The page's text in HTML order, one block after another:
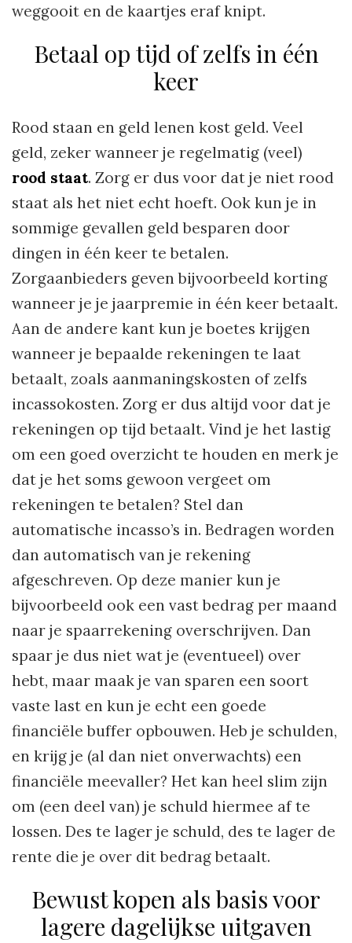
weggooit en de kaartjes eraf knipt.
Betaal op tijd of zelfs in één
keer
Rood staan en geld lenen kost geld. Veel
geld, zeker wanneer je regelmatig (veel)
rood staat. Zorg er dus voor dat je niet rood
staat als het niet echt hoeft. Ook kun je in
sommige gevallen geld besparen door
dingen in één keer te betalen.
Zorgaanbieders geven bijvoorbeeld korting
wanneer je je jaarpremie in één keer betaalt.
Aan de andere kant kun je boetes krijgen
wanneer je bepaalde rekeningen te laat
betaalt, zoals aanmaningskosten of zelfs
incassokosten. Zorg er dus altijd voor dat je
rekeningen op tijd betaalt. Vind je het lastig
om een goed overzicht te houden en merk je
dat je het soms gewoon vergeet om
rekeningen te betalen? Stel dan
automatische incasso’s in. Bedragen worden
dan automatisch van je rekening
afgeschreven. Op deze manier kun je
bijvoorbeeld ook een vast bedrag per maand
naar je spaarrekening overschrijven. Dan
spaar je dus niet wat je (eventueel) over
hebt, maar maak je van sparen een soort
vaste last en kun je echt een goede
financiële buffer opbouwen. Heb je schulden,
en krijg je (al dan niet onverwachts) een
financiële meevaller? Het kan heel slim zijn
om (een deel van) je schuld hiermee af te
lossen. Des te lager je schuld, des te lager de
rente die je over dit bedrag betaalt.
Bewust kopen als basis voor
lagere dagelijkse uitgaven